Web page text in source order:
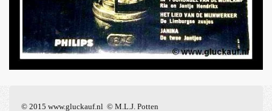
© 2015 www.gluckauf.nl © M.L.J. Potten